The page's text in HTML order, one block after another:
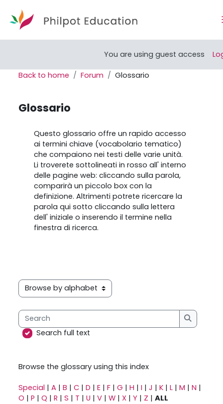
You are using guest access
Back to home Forum Glossario
Glossario
Questo glossario offre un rapido accesso
ai termini chiave (vocabolario tematico)
che compaiono nei testi delle varie unità.
Li troverete sottolineati in rosso all' interno
delle pagine web: cliccando sulla parola,
comparirà un piccolo box con la
definizione. Altrimenti potrete ricercare la
parola qui sotto cliccando sulla lettera
dell' iniziale o inserendo il termine nella
finestra di ricerca.
Browse the glossary using this index
Search
Search
Search full text
Browse the glossary using this index
Special |A |B |C |D |E |F |G |H |I |J |K |L |M |N |
O |P |Q |R |S | T |U |V |W | X |Y | Z |ALL